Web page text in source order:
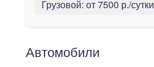
Грузовой: от 7500 р./сутки
Автомобили